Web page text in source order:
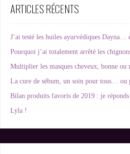
ARTICLES RÉCENTS
J’ai testé les huiles ayurvédiques Dayna…
Pourquoi j’ai totalement arrêté les
Multiplier les masques cheveux, bonne ou
La cure de sébum, un soin pour tous… ou
Bilan produits favoris de 2019 : je
Lyla !